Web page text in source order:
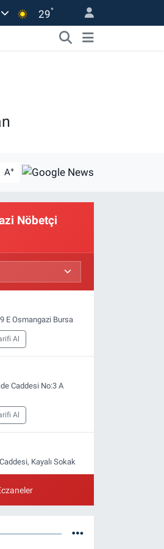
29°
A+
Nöbetçi
E Osmangazi Bursa
Al
Caddesi No:3 A
Al
Kayalı Sokak
Al
No:47 A Osmangazi